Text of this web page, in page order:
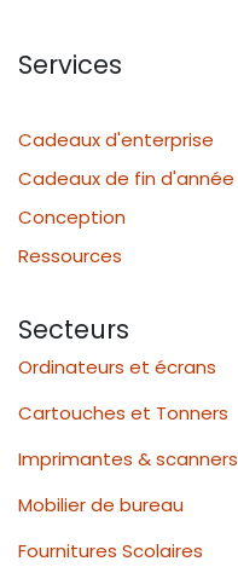
Services
Cadeaux d'enterprise
Cadeaux de fin d'année
Conception
Ressources
Secteurs
Ordinateurs et écrans
Cartouches et Tonners
Imprimantes & scanners
Mobilier de bureau
Fournitures Scolaires